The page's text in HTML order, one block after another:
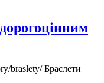
braslety/Браслети